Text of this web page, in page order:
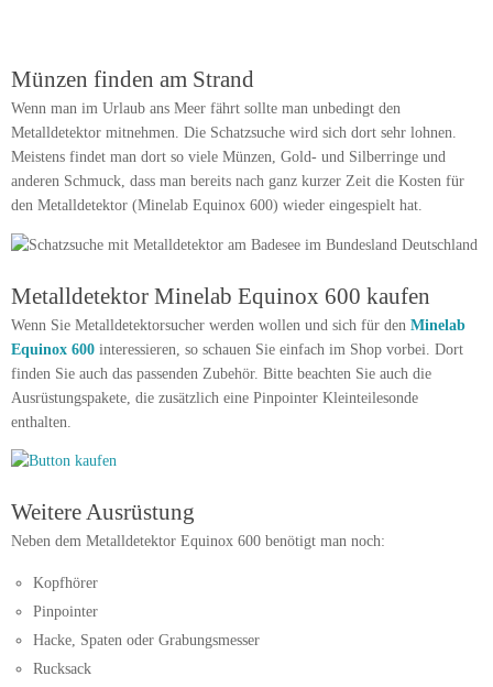
Münzen finden am Strand
Wenn man im Urlaub ans Meer fährt sollte man unbedingt den
Metalldetektor mitnehmen. Die Schatzsuche wird sich dort sehr lohnen.
Meistens findet man dort so viele Münzen, Gold- und Silberringe und
anderen Schmuck, dass man bereits nach ganz kurzer Zeit die Kosten für
den Metalldetektor (Minelab Equinox 600) wieder eingespielt hat.
Metalldetektor Minelab Equinox 600 kaufen
Wenn Sie Metalldetektorsucher werden wollen und sich für den Minelab
Equinox 600 interessieren, so schauen Sie einfach im Shop vorbei. Dort
finden Sie auch das passenden Zubehör. Bitte beachten Sie auch die
Ausrüstungspakete, die zusätzlich eine Pinpointer Kleinteilesonde
enthalten.
Weitere Ausrüstung
Neben dem Metalldetektor Equinox 600 benötigt man noch:
Kopfhörer
Pinpointer
Hacke, Spaten oder Grabungsmesser
Rucksack